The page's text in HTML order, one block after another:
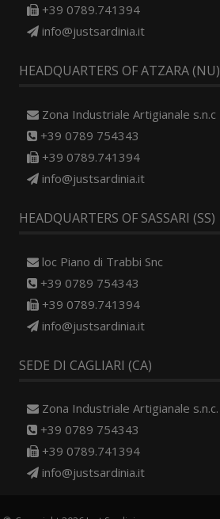
+39 0789.741394
info@justsardinia.it
HEADQUARTERS OF ATZARA (NU)
Zona Industriale Artigianale s.n.c
+39 0789 754343
+39 0789.741394
info@justsardinia.it
HEADQUARTERS OF SASSARI (SS)
loc Piano di Trabbi Snc
+39 0789 754343
+39 0789.741394
info@justsardinia.it
SEDE DI CAGLIARI (CA)
Zona Industriale Artigianale s.n.c.
+39 0789 754343
+39 0789.741394
info@justsardinia.it